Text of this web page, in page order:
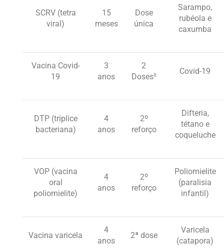
SCRV (tetra
viral)
15
meses
Dose
única
Sarampo,
rubéola e
caxumba
Vacina Covid-
19
3
anos
2
Doses²
Covid-19
DTP (tríplice
bacteriana)
4
anos
2º
reforço
Difteria,
tétano e
coqueluche
VOP (vacina
oral
poliomielite)
4
anos
2º
reforço
Poliomielite
(paralisia
infantil)
Vacina varicela
4
anos
2ª dose
Varicela
(catapora)